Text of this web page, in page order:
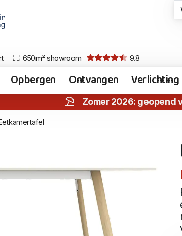
650m² showroom 9.8
Opbergen Ontvangen Verlichting
Zomer 2026: geopend